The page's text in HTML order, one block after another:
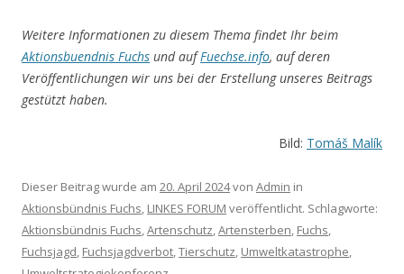
Weitere Informationen zu diesem Thema findet Ihr beim
Aktionsbuendnis Fuchs und aufFuechse.info, auf deren
Veröffentlichungen wir uns bei der Erstellung unseres Beitrags
gestützt haben.
Bild: Tomáš Malík
Dieser Beitrag wurde am 20. April 2024von Admin in
Aktionsbündnis Fuchs, LINKES FORUM veröffentlicht. Schlagworte:
Aktionsbündnis Fuchs,Artenschutz,Artensterben, Fuchs,
Fuchsjagd, Fuchsjagdverbot,Tierschutz, Umweltkatastrophe,